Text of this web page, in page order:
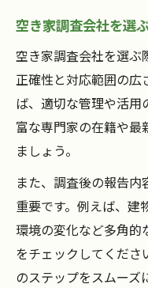
専門会社へ依頼
空き家調査
解説
空き家調査
空き家調査
検討
空き家調査
空き家管理や調
空き家調査会社を選
空き家調査会社を選ぶ
正確性と対応範囲の広
ば、適切な管理や活用
富な専門家の在籍や最
ましょう。
また、調査後の報告
重要です。例えば、建
環境の変化など多角的
をチェックしてくださ
のステップをスムーズ